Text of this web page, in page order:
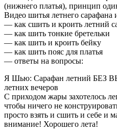
(нижнего платья), принцип
Видео шитья летнего сарафана
— как сшить и кроить летний
— как шить тонкие бретельки
— как шить и кроить бейку
— как шить пояс для платья
— ответы на вопросы:
Я Шью: Сарафан летний БЕЗ
летних вечеров
С приходом жары захотелось
чтобы ничего не
просто взять и сшить и себе и
внимание! Хорошего лета!